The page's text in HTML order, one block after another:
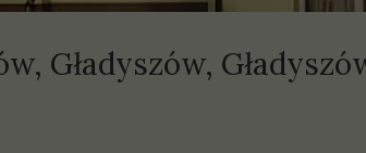
Gładyszów,